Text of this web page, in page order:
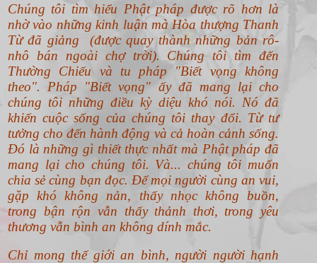
Chúng tôi tìm hiểu Phật pháp được rõ hơn là
nhờ vào những kinh luận mà Hòa thượng Thanh
Từ đã giảng (được quay thành những bản rô-
nhô bán ngoài chợ trời). Chúng tôi tìm đến
Thường Chiếu và tu pháp "Biết vọng không
theo". Pháp "Biết vọng" ấy đã mang lại cho
chúng tôi những điều kỳ diệu khó nói. Nó đã
khiến cuộc sống của chúng tôi thay đổi. Từ tư
tưởng cho đến hành động và cả hoàn cảnh sống.
Đó là những gì thiết thực nhất mà Phật pháp đã
mang lại cho chúng tôi. Và... chúng tôi muốn
chia sẻ cùng bạn đọc. Để mọi người cùng an vui,
gặp khó không nản, thấy nhọc không buồn,
trong bận rộn vẫn thấy thảnh thơi, trong yêu
thương vẫn bình an không dính mắc.
Chỉ mong thế giới an bình, người người hạnh